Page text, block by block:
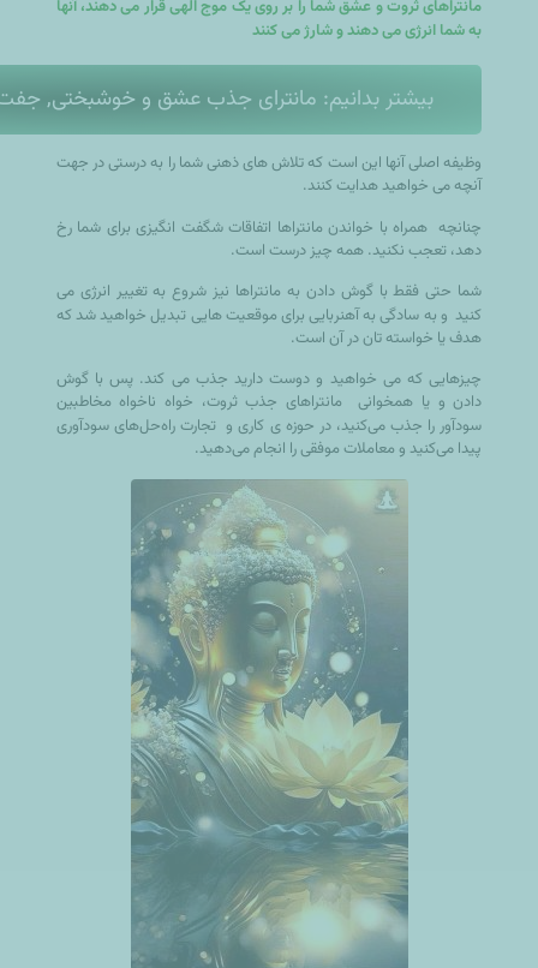
مانتراهای ثروت و عشق شما را بر روی یک موج الهی قرار می دهند، آنها
به شما انرژی می دهند و شارژ می کنند
بیشتر بدانیم: مانترای جذب عشق و خوشبختی,
وظیفه اصلی آنها این است که تلاش های ذهنی شما را به درستی در جهت
آنچه می خواهید هدایت کنند.
چنانچه همراه با خواندن مانتراها اتفاقات شگفت انگیزی برای شما رخ
دهد، تعجب نکنید. همه چیز درست است.
شما حتی فقط با گوش دادن به مانتراها نیز شروع به تغییر انرژی می
کنید و به سادگی به آهنربایی برای موقعیت هایی تبدیل خواهید شد که
هدف یا خواسته تان در آن است.
چیزهایی که می خواهید و دوست دارید جذب می کند. پس با گوش
دادن و یا همخوانی مانتراهای جذب ثروت، خواه ناخواه مخاطبین
سودآور را جذب می‌کنید، در حوزه ی کاری و تجارت راه‌حل‌های سودآوری
پیدا می‌کنید و معاملات موفقی را انجام می‌دهید.